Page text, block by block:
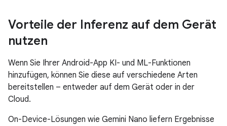
Vorteile der Inferenz auf dem Gerät
nutzen
Wenn Sie Ihrer Android-App KI- und ML-Funktionen
hinzufügen, können Sie diese auf verschiedene Arten
bereitstellen – entweder auf dem Gerät oder in der
Cloud.
On-Device-Lösungen wie Gemini Nano liefern Ergebnisse